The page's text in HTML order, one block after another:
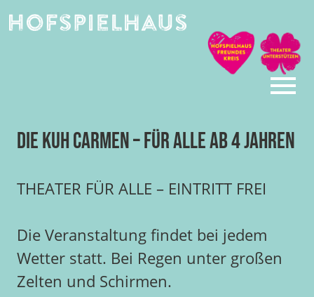
Die Kuh Carmen – für alle ab 4 Jahren
THEATER FÜR ALLE – EINTRITT FREI
Die Veranstaltung findet bei jedem
Wetter statt. Bei Regen unter großen
Zelten und Schirmen.